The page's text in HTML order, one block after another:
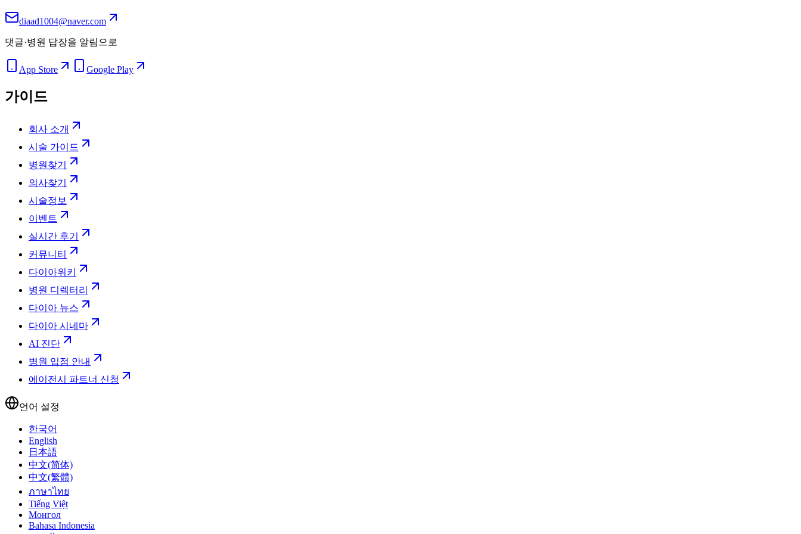
diaad1004@naver.com
댓글·병원 답장을 알림으로
App Store Google Play
가이드
회사 소개
시술 가이드
병원찾기
의사찾기
시술정보
이벤트
실시간 후기
커뮤니티
다이아위키
병원 디렉터리
다이아 뉴스
다이아 시네마
AI 진단
병원 입점 안내
에이전시 파트너 신청
언어 설정
한국어
English
日本語
中文(简体)
中文(繁體)
ภาษาไทย
Tiếng Việt
Монгол
Bahasa Indonesia